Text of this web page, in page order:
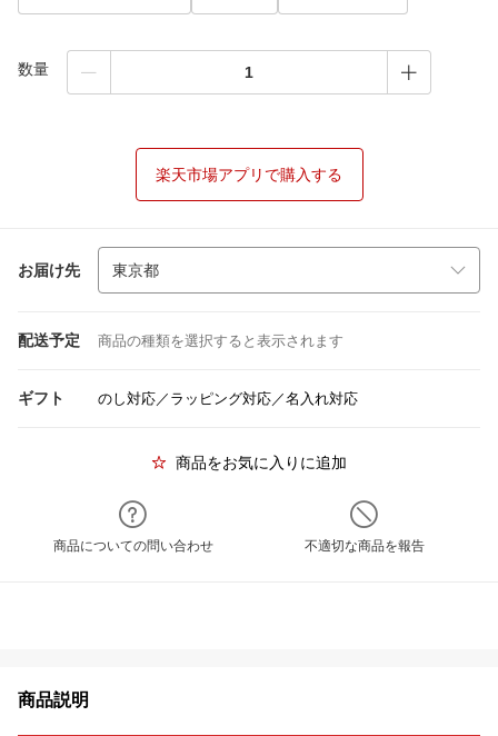
数量
楽天市場アプリで購入する
お届け先
配送予定 商品の種類を選択すると表示されます
ギフト のし対応／ラッピング対応／名入れ対応
商品をお気に入りに追加
商品についての問い合わせ 不適切な商品を報告
商品説明